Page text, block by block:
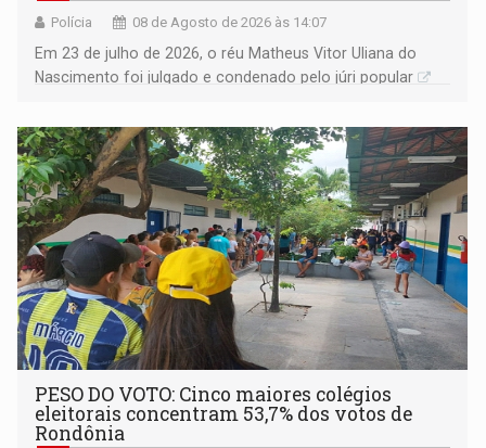
Polícia 08 de Agosto de 2026 às 14:07
Em 23 de julho de 2026, o réu Matheus Vitor Uliana do
Nascimento foi julgado e condenado pelo júri popular
PESO DO VOTO: Cinco maiores colégios
eleitorais concentram 53,7% dos votos de
Rondônia